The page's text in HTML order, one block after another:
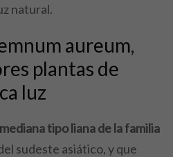
natural.
aureum,
plantas de
luz
tipo liana de la familia
sudeste asiático, y que